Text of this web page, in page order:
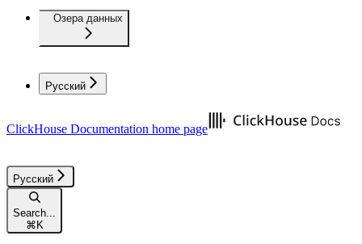
Озера данных
Русский
ClickHouse Documentation home page
Русский
Search...
⌘K